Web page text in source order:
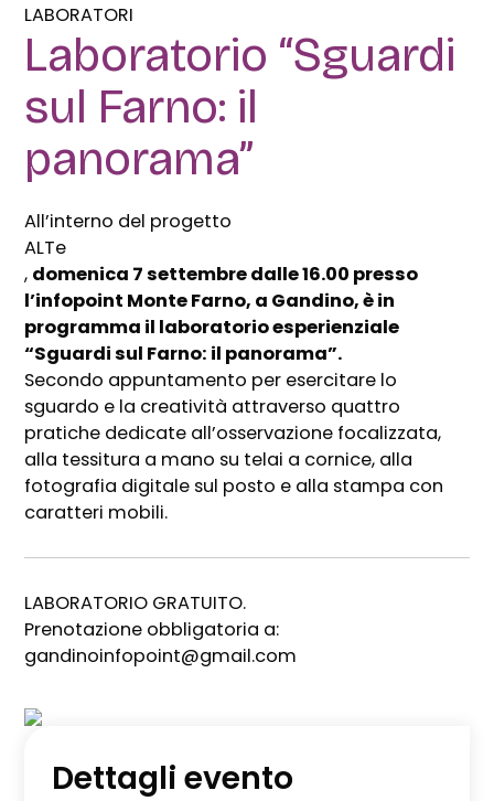
LABORATORI
Laboratorio “Sguardi
sul Farno: il
panorama”
All’interno del progetto
ALTe
, domenica 7 settembre dalle 16.00 presso
l’infopoint Monte Farno, a Gandino, è in
programma il laboratorio esperienziale
“Sguardi sul Farno: il panorama”.
Secondo appuntamento per esercitare lo
sguardo e la creatività attraverso quattro
pratiche dedicate all’osservazione focalizzata,
alla tessitura a mano su telai a cornice, alla
fotografia digitale sul posto e alla stampa con
caratteri mobili.
LABORATORIO GRATUITO.
Prenotazione obbligatoria a:
gandinoinfopoint@gmail.com
Dettagli evento